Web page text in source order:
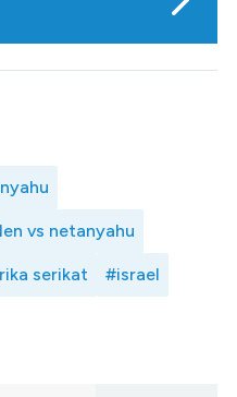
vs netanyahu
serikat #israel